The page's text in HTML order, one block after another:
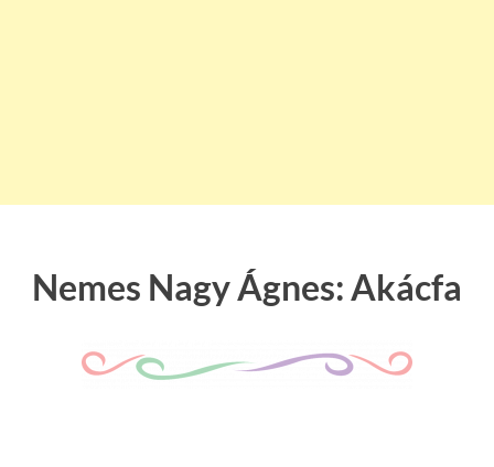
Nemes Nagy Ágnes: Akácfa